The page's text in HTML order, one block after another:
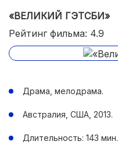
«ВЕЛИКИЙ ГЭТСБИ»
Рейтинг фильма: 4.9
Драма, мелодрама.
Австралия, США, 2013.
Длительность: 143 мин.